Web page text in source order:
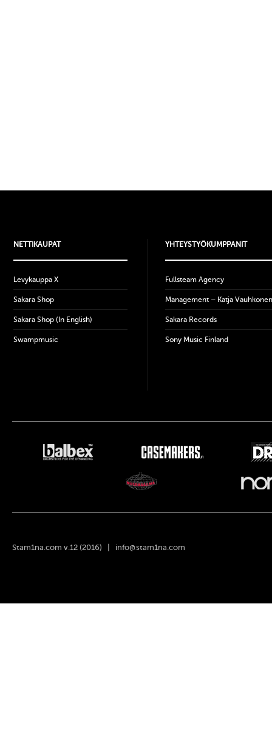
NETTIKAUPAT
Levykauppa X
Sakara Shop
Sakara Shop (In English)
Swampmusic
YHTEYSTYÖKUMPPANIT
Fullsteam Agency
Management – Katja Vauhkonen
Sakara Records
Sony Music Finland
Stam1na.com v.12 (2016) | info@stam1na.com